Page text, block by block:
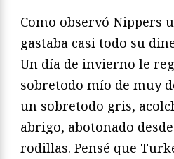
Como observó Nippers
gastaba casi todo su
Un día de invierno le
sobretodo mío de muy
un sobretodo gris,
abrigo, abotonado
rodillas. Pensé que